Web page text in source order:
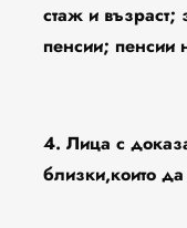
стаж и възраст;
пенсии; пенсии
4. Лица с
близки,които